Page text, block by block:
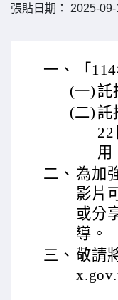
張貼日期： 2025-
一、
「
(一)託
(二)託
用
二、 為加
影片
或分
導。
三、 敬請